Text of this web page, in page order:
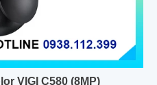
VIGI C580 (8MP)